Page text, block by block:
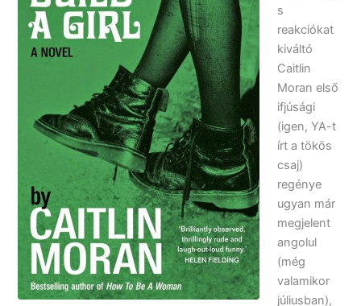
s
reakciókat
kiváltó
Caitlin
Moran első
ifjúsági
(igen, YA-t
írt a tökös
csaj)
regénye
ugyan már
megjelent
angolul
(még
valamikor
júliusban),